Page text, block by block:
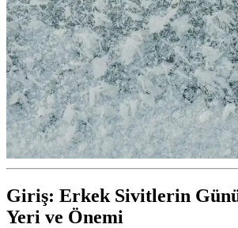
Giriş: Erkek Sivitlerin
Yeri ve Önemi